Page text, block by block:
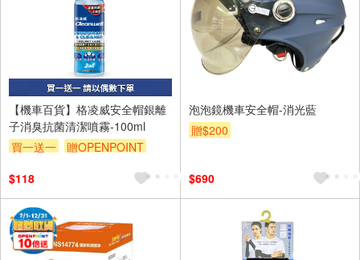
【機車百貨】格凌威安全帽銀離
子消臭抗菌清潔噴霧-100ml
買一送一
贈OPENPOINT
$118
泡泡鏡機車安全帽-消光藍
贈$200
$690